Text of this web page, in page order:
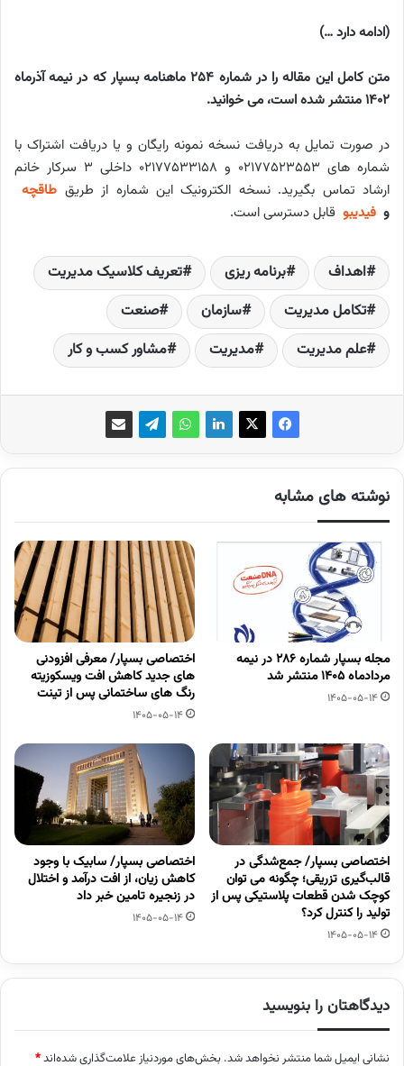
(ادامه دارد …)
متن کامل این مقاله را در شماره 254 ماهنامه بسپار که در نیمه آذرماه
1402 منتشر شده است، می خوانید.
در صورت تمایل به دریافت نسخه نمونه رایگان و یا دریافت اشتراک با
شماره های ۰۲۱۷۷۵۲۳۵۵۳ و ۰۲۱۷۷۵۳۳۱۵۸ داخلی ۳ سرکار خانم
ارشاد تماس بگیرید. نسخه الکترونیک این شماره از طریق طاقچه
و فیدیبو قابل دسترسی است.
اهداف‌ برنامه­ ریزی­
تعریف کلاسیک مدیریت
تکامل مدیریت
سازمان‌
صنعت
علم مدیریت
مدیریت مشاور کسب و کار
نوشته های مشابه
مجله بسپار شماره 286 در نیمه
مردادماه 1405 منتشر شد
1405-05-14
اختصاصی بسپار/ معرفی افزودنی
های جدید کاهش افت ویسکوزیته
رنگ های ساختمانی پس از تینت
1405-05-14
اختصاصی بسپار/ جمع‌شدگی در
قالب‌گیری تزریقی؛ چگونه می توان
کوچک شدن قطعات پلاستیکی پس از
تولید را کنترل کرد؟
1405-05-14
اختصاصی بسپار/ سابیک با وجود
کاهش زیان، از افت درآمد و اختلال
در زنجیره تامین خبر داد
1405-05-14
دیدگاهتان را بنویسید
نشانی ایمیل شما منتشر نخواهد شد. بخش‌های موردنیاز علامت‌گذاری شده‌اند*